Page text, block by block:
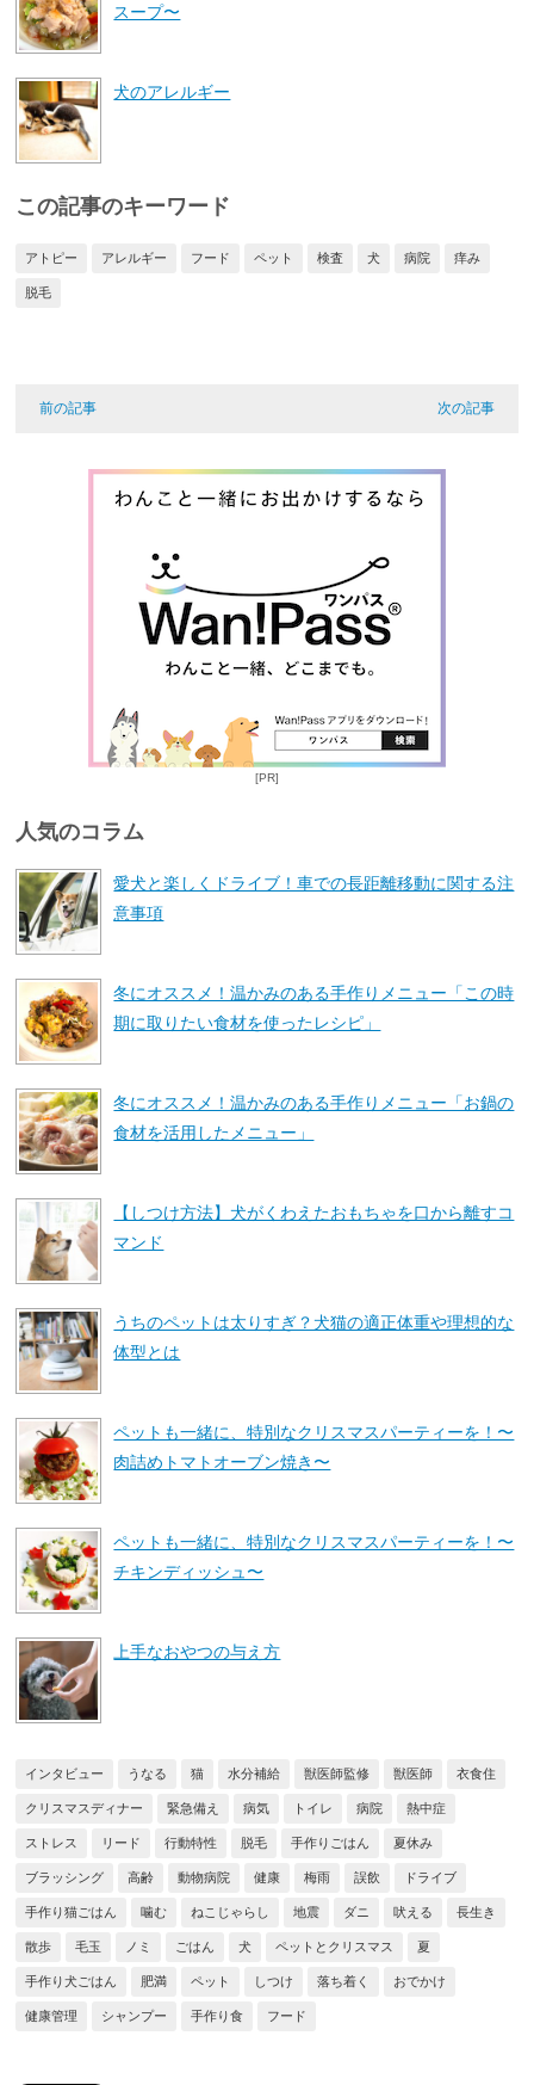
スープ〜
犬のアレルギー
この記事のキーワード
アトピー アレルギー フード ペット 検査 犬 病院 痒み
脱毛
前の記事 次の記事
[PR]
人気のコラム
愛犬と楽しくドライブ！車での長距離移動に関する注
意事項
冬にオススメ！温かみのある手作りメニュー「この時
期に取りたい食材を使ったレシピ」
冬にオススメ！温かみのある手作りメニュー「お鍋の
食材を活用したメニュー」
【しつけ方法】犬がくわえたおもちゃを口から離すコ
マンド
うちのペットは太りすぎ？犬猫の適正体重や理想的な
体型とは
ペットも一緒に、特別なクリスマスパーティーを！〜
肉詰めトマトオーブン焼き〜
ペットも一緒に、特別なクリスマスパーティーを！〜
チキンディッシュ〜
上手なおやつの与え方
インタビュー うなる 猫 水分補給 獣医師監修 獣医師 衣食住
クリスマスディナー 緊急備え 病気 トイレ 病院 熱中症
ストレス リード 行動特性 脱毛 手作りごはん 夏休み
ブラッシング 高齢 動物病院 健康 梅雨 誤飲 ドライブ
手作り猫ごはん 噛む ねこじゃらし 地震 ダニ 吠える 長生き
散歩 毛玉 ノミ ごはん 犬 ペットとクリスマス 夏
手作り犬ごはん 肥満 ペット しつけ 落ち着く おでかけ
健康管理 シャンプー 手作り食 フード